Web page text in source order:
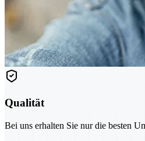
Qualität
Bei uns erhalten Sie nur die besten